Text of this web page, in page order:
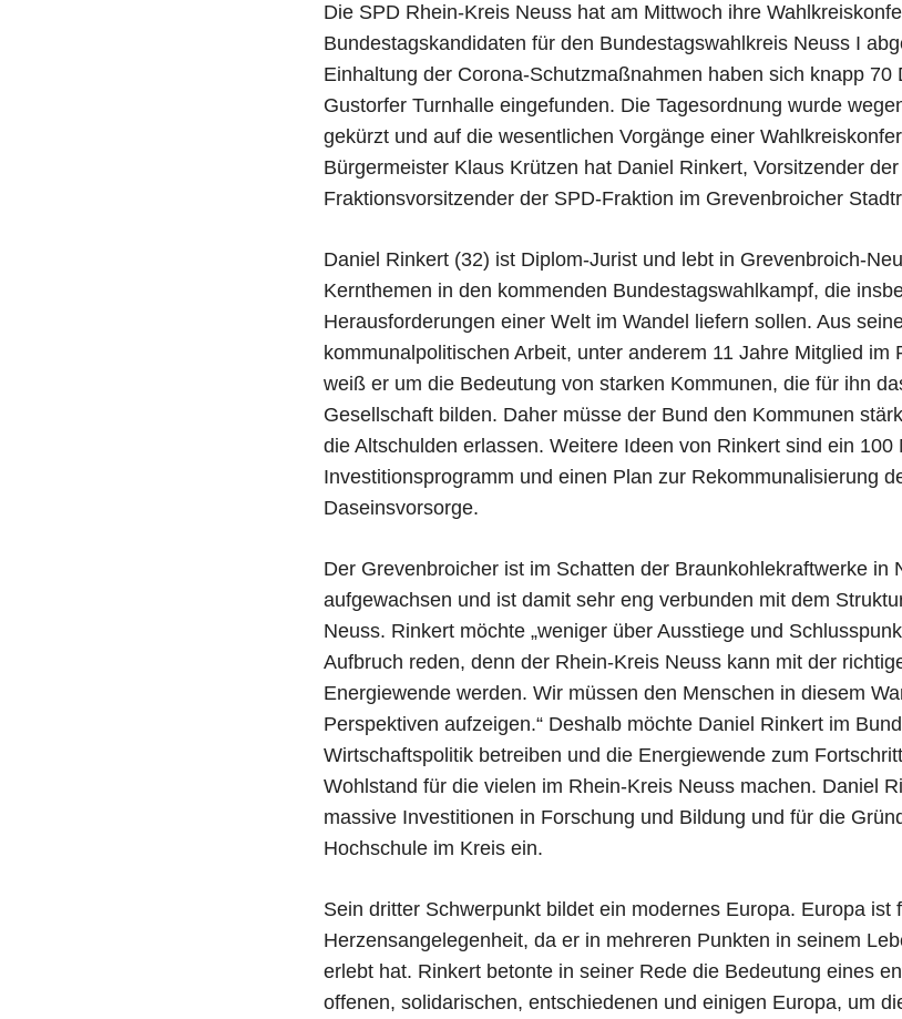
Die SPD Rhein-Kreis Neuss hat am Mittwoch ihre
Bundestagskandidaten für den Bundestagswahlkreis Neuss I
Einhaltung der Corona-Schutzmaßnahmen haben sich knapp 70
Gustorfer Turnhalle eingefunden. Die Tagesordnung wurde
gekürzt und auf die wesentlichen Vorgänge einer
Bürgermeister Klaus Krützen hat Daniel Rinkert, Vorsitzender
Fraktionsvorsitzender der SPD-Fraktion im Grevenbroicher
Daniel Rinkert (32) ist Diplom-Jurist und lebt in Grevenbroich-
Kernthemen in den kommenden Bundestagswahlkampf, die
Herausforderungen einer Welt im Wandel liefern sollen. Aus
kommunalpolitischen Arbeit, unter anderem 11 Jahre Mitglied im
weiß er um die Bedeutung von starken Kommunen, die für ihn
Gesellschaft bilden. Daher müsse der Bund den Kommunen
die Altschulden erlassen. Weitere Ideen von Rinkert sind ein 100
Investitionsprogramm und einen Plan zur Rekommunalisierung
Daseinsvorsorge.
Der Grevenbroicher ist im Schatten der Braunkohlekraftwerke in
aufgewachsen und ist damit sehr eng verbunden mit dem
Neuss. Rinkert möchte „weniger über Ausstiege und
Aufbruch reden, denn der Rhein-Kreis Neuss kann mit der
Energiewende werden. Wir müssen den Menschen in diesem
Perspektiven aufzeigen.“ Deshalb möchte Daniel Rinkert im
Wirtschaftspolitik betreiben und die Energiewende zum
Wohlstand für die vielen im Rhein-Kreis Neuss machen. Daniel
massive Investitionen in Forschung und Bildung und für die
Hochschule im Kreis ein.
Sein dritter Schwerpunkt bildet ein modernes Europa. Europa ist
Herzensangelegenheit, da er in mehreren Punkten in seinem
erlebt hat. Rinkert betonte in seiner Rede die Bedeutung eines
offenen, solidarischen, entschiedenen und einigen Europa, um